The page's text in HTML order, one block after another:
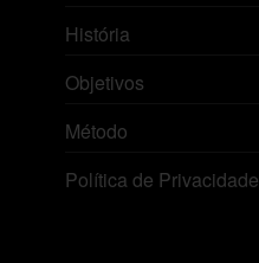
História
Objetivos
Método
Política de Privacidade